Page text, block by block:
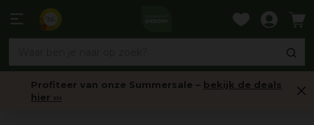
naar
Profiteer van onze Summersale – bekijk de deals
hier ›››